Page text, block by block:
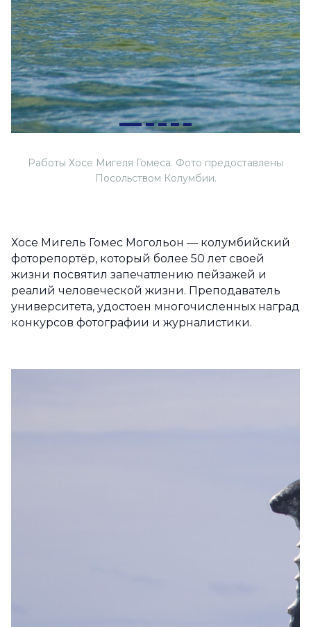
Работы Хосе Мигеля Гомеса. Фото предоставлены
Посольством Колумбии.
Хосе Мигель Гомес Могольон — колумбийский
фоторепортёр, который более 50 лет своей
жизни посвятил запечатлению пейзажей и
реалий человеческой жизни. Преподаватель
университета, удостоен многочисленных наград
конкурсов фотографии и журналистики.